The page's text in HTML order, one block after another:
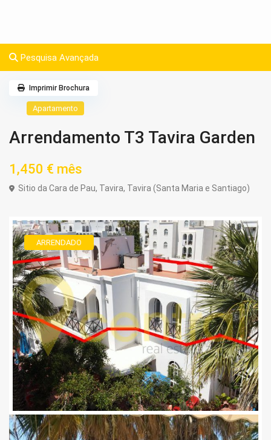
Pesquisa Avançada
Apartamento
Arrendamento T3 Tavira Garden
1,450 € mês
Sitio da Cara de Pau, Tavira, Tavira (Santa Maria e Santiago)
Imprimir Brochura
ARRENDADO